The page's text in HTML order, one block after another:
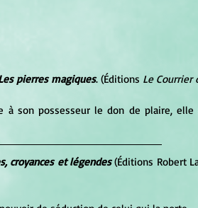
pierres magiques. (Éditions Le Courrier
à son possesseur le don de plaire, elle
croyances et légendes (Éditions Robert